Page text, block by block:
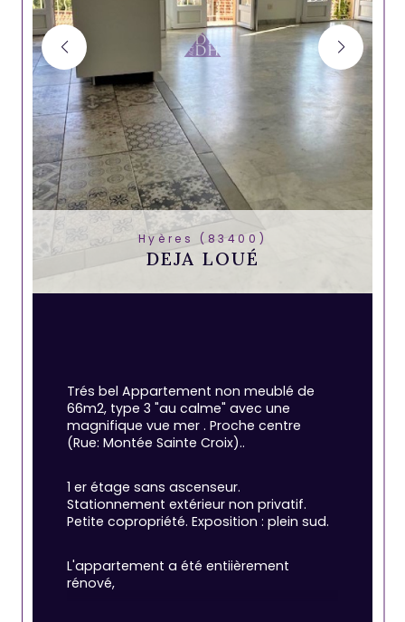
Hyères (83400)
DEJA LOUÉ
Trés bel Appartement non meublé de
66m2, type 3 "au calme" avec une
magnifique vue mer . Proche centre
(Rue: Montée Sainte Croix)..
1 er étage sans ascenseur.
Stationnement extérieur non privatif.
Petite copropriété. Exposition : plein sud.
L'appartement a été entiièrement
rénové,